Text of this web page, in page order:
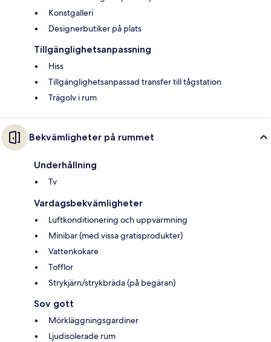
Konstgalleri
Designerbutiker på plats
Tillgänglighetsanpassning
Hiss
Tillgänglighetsanpassad transfer till tågstation
Trägolv i rum
Bekvämligheter på rummet
Underhållning
Tv
Vardagsbekvämligheter
Luftkonditionering och uppvärmning
Minibar (med vissa gratisprodukter)
Vattenkokare
Tofflor
Strykjärn/strykbräda (på begäran)
Sov gott
Mörkläggningsgardiner
Ljudisolerade rum